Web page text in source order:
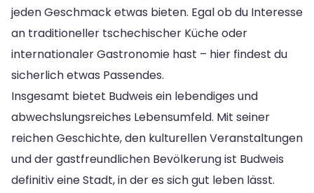
jeden Geschmack etwas bieten. Egal ob du Interesse
an traditioneller tschechischer Küche oder
internationaler Gastronomie hast – hier findest du
sicherlich etwas Passendes.
Insgesamt bietet Budweis ein lebendiges und
abwechslungsreiches Lebensumfeld. Mit seiner
reichen Geschichte, den kulturellen Veranstaltungen
und der gastfreundlichen Bevölkerung ist Budweis
definitiv eine Stadt, in der es sich gut leben lässt.